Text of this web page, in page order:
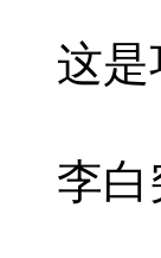
这是
李白